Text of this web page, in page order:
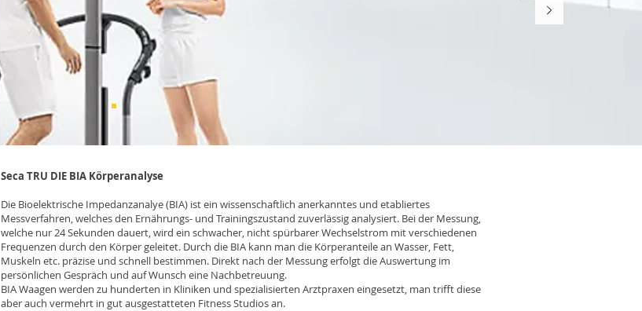
Seca TRU DIE BIA Körperanalyse
Die Bioelektrische Impedanzanalye (BIA) ist ein wissenschaftlich anerkanntes und etabliertes
Messverfahren, welches den Ernährungs- und Trainingszustand zuverlässig analysiert. Bei der Messung,
welche nur 24 Sekunden dauert, wird ein schwacher, nicht spürbarer Wechselstrom mit verschiedenen
Frequenzen durch den Körper geleitet. Durch die BIA kann man die Körperanteile an Wasser, Fett,
Muskeln etc. präzise und schnell bestimmen. Direkt nach der Messung erfolgt die Auswertung im
persönlichen Gespräch und auf Wunsch eine Nachbetreuung.
BIA Waagen werden zu hunderten in Kliniken und spezialisierten Arztpraxen eingesetzt, man trifft diese
aber auch vermehrt in gut ausgestatteten Fitness Studios an.